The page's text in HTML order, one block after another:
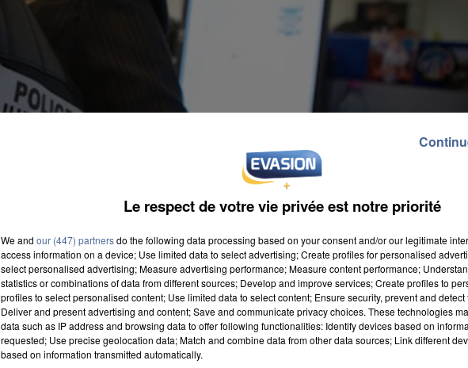
Le respect de votre vie privée est notre priorité
We and our (447) partnersdo the following data processing based on your consent and/or our legitimate
access information on a device; Use limited data to select advertising; Create profiles for personalised
select personalised advertising; Measure advertising performance; Measure content performance;
statistics or combinations of data from different sources; Develop and improve services; Create profiles to
profiles to select personalised content; Use limited data to select content; Ensure security, prevent and
Deliver and present advertising and content; Save and communicate privacy choices. These technologies
data such as IP address and browsing data to offer following functionalities: Identify devices based on
requested; Use precise geolocation data; Match and combine data from other data sources; Link different
based on information transmitted automatically.